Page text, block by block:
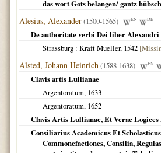
das wort Gots belangen/ gantz
Alesius, Alexander(1500-1565) EN DE
De authoritate verbi Dei liber
Strassburg : Kraft Mueller, 1542
Alsted, Johann Heinrich(1588-1638) EN
Clavis artis Lullianae
Argentoratum, 1633
Argentoratum, 1652
Clavis Artis Lullianae, Et Verae
Consiliarius Academicus Et
Commonefactiones, Consilia,